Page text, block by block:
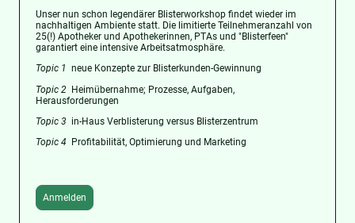
Unser nun schon legendärer Blisterworkshop findet wieder im
nachhaltigen Ambiente statt. Die limitierte Teilnehmeranzahl von
25(!) Apotheker und Apothekerinnen, PTAs und "Blisterfeen"
garantiert eine intensive Arbeitsatmosphäre.
Topic 1 neue Konzepte zur Blisterkunden-Gewinnung
Topic 2 Heimübernahme; Prozesse, Aufgaben,
Herausforderungen
Topic 3 in-Haus Verblisterung versus Blisterzentrum
Topic 4 Profitabilität, Optimierung und Marketing
Anmelden